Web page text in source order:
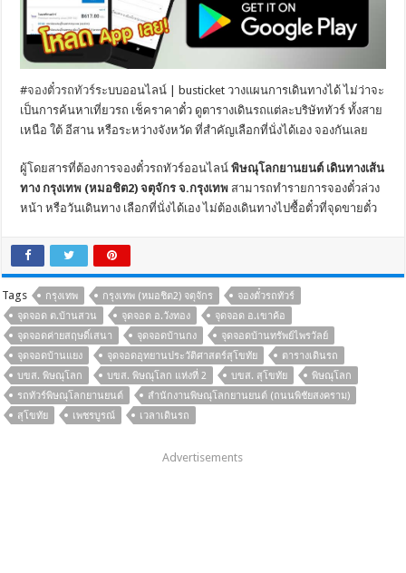
#จองตั๋วรถทัวร์ระบบออนไลน์ | busticket วางแผนการเดินทางได้ ไม่ว่าจะ
เป็นการค้นหาเที่ยวรถ เช็คราคาตั๋ว ดูตารางเดินรถแต่ละบริษัททัวร์ ทั้งสาย
เหนือ ใต้ อีสาน หรือระหว่างจังหวัด ที่สำคัญเลือกที่นั่งได้เอง จองกันเลย
ผู้โดยสารที่ต้องการจองตั๋วรถทัวร์ออนไลน์พิษณุโลกยานยนต์ เดินทางเส้น
ทาง กรุงเทพ (หมอชิต2) จตุจักร จ.กรุงเทพ สามารถทำรายการจองตั๋วล่วง
หน้า หรือวันเดินทาง เลือกที่นั่งได้เอง ไม่ต้องเดินทางไปซื้อตั๋วที่จุดขายตั๋ว
Tags กรุงเทพ กรุงเทพ (หมอชิต2) จตุจักร
จองตั๋วรถทัวร์
จุดจอด ต.บ้านสวน
จุดจอด อ.วังทอง
จุดจอด อ.เขาค้อ
จุดจอดค่ายสฤษดิ์เสนา
จุดจอดบ้านกง
จุดจอดบ้านทรัพย์ไพรวัลย์
จุดจอดบ้านแยง
จุดจอดอุทยานประวัติศาสตร์สุโขทัย
ตารางเดินรถ
บขส. พิษณุโลก
บขส. พิษณุโลก แห่งที่ 2 บขส. สุโขทัย
พิษณุโลก
รถทัวร์พิษณุโลกยานยนต์
สำนักงานพิษณุโลกยานยนต์ (ถนนพิชัยสงคราม)
สุโขทัย
เพชรบูรณ์ เวลาเดินรถ
Advertisements